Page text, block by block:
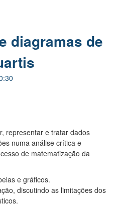
diagramas de
representar e tratar dados
numa análise crítica e
de matematização da
e gráficos.
discutindo as limitações dos